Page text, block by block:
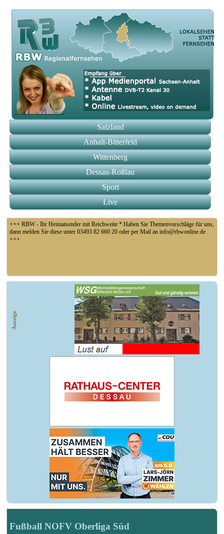
Salzland
Anhalt-Bitterfeld
Wittenberg
Dessau-Roßlau
Sport
Live
+++ RBW - Ihr Heimatsender mit Reichweite * Haben Sie Themenvorschläge für uns,
dann melden Sie diese unter 03493 82 660 20 oder per Mail an info@rbwonline.de
+++
+++ Fußball Oberliga Süd 1. Spieltag: SG Union Sandersdorf - VfB 1921 Krieschow,
Fußball NOFV Oberliga Süd
Anzeige